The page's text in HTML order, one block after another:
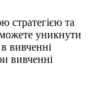
стратегією та
уникнути
вивченні
вивченні